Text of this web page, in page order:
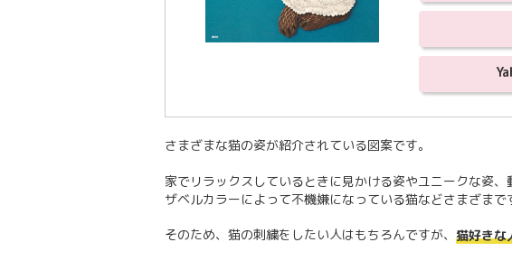
さまざまな猫の姿が紹介されている図案です。
家でリラックスしているときに見かける姿やユニークな姿
ザベルカラーによって不機嫌になっている猫などさまざまで
そのため、猫の刺繍をしたい人はもちろんですが、 猫好きな